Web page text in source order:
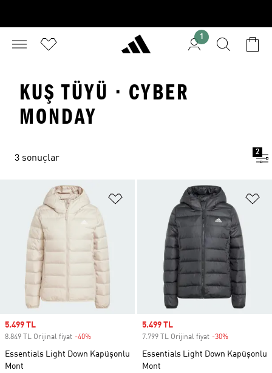
1
KUŞ TÜYÜ · CYBER
MONDAY
3 sonuçlar
2
Favori Listesine Ekle
Sale price
5.499 TL
8.849 TL Orijinal fiyat -40%
Essentials Light Down Kapüşonlu
Mont
Sale price
5.499 TL
7.799 TL Orijinal fiyat -30%
Essentials Light Down Kapüşonlu
Mont